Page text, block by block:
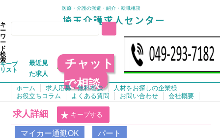
医療・介護の派遣・紹介・転職相談
キ
ー
ワ
ー
ド
検
索
キープ
リスト
最近見
た求人
チャット
で相談
ホーム 求人応募・無料相談
人材をお探しの企業様
お役立ちコラム
よくある質問 お問い合わせ 会社概要
求人詳細 キープする
マイカー通勤OK パート